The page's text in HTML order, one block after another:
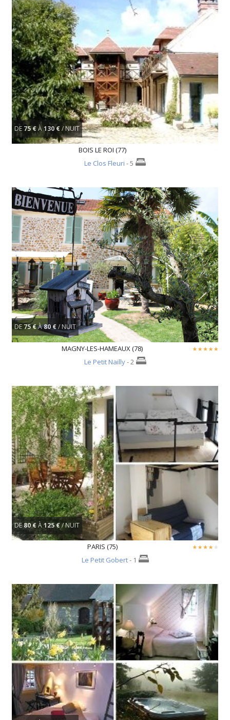
DE 75 €À130 €/ NUIT
BOIS LE ROI (77)
Le Clos Fleuri - 5
DE 75 €À80 €/ NUIT
MAGNY-LES-HAMEAUX (78)
Le Petit Nailly- 2
DE80 €À125 €/ NUIT
PARIS (75)
Le Petit Gobert- 1